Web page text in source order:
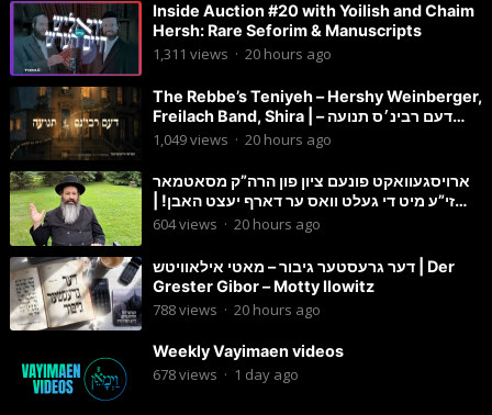
Inside Auction #20 with Yoilish and Chaim
Hersh: Rare Seforim & Manuscripts
1,311 views · 20 hours ago
The Rebbe’s Teniyeh – Hershy Weinberger,
Freilach Band, Shira | דעם רבינ׳ס תנועה –
הערשי וויינבערגער
1,049views · 20 hours ago
ארויסגעוואקט פונעם ציון פון הרה”ק מסאטמאר
זי”ע מיט די געלט וואס ער דארף יעצט האבן! |
הרב מענדל ווייס
604views · 20 hours ago
דער גרעסטער גיבור – מאטי אילאוויטש | Der
Grester Gibor – Motty Ilowitz
788views · 20 hours ago
Weekly Vayimaen videos
678views · 1 day ago